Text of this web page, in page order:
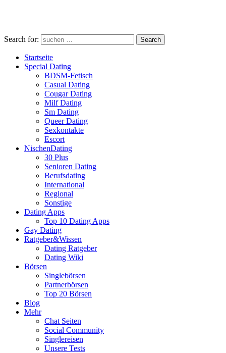
Search for: Search
Startseite
Special Dating
BDSM-Fetisch
Casual Dating
Cougar Dating
Milf Dating
Sm Dating
Queer Dating
Sexkontakte
Escort
NischenDating
30 Plus
Senioren Dating
Berufsdating
International
Regional
Sonstige
Dating Apps
Top 10 Dating Apps
Gay Dating
Ratgeber&Wissen
Dating Ratgeber
Dating Wiki
Börsen
Singlebörsen
Partnerbörsen
Top 20 Börsen
Blog
Mehr
Chat Seiten
Social Community
Singlereisen
Unsere Tests